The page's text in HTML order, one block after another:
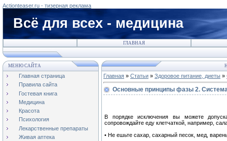
Actionteaser.ru - тизерная реклама
Всё для всех - медицина
ГЛАВНАЯ
МЕНЮ САЙТА
Главная страница
Правила сайта
Гостевая книга
Медицина
Красота
Психология
Лекарственные препараты
Живая аптека
Главная » Статьи » Здоровое питание, диеты »
Основные принципы фазы 2.
В порядке исключения вы можете
сопровождайте еду клетчаткой, например,
• Не ешьте сахар, сахарный песок, мед,